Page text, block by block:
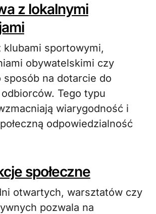
z lokalnymi
klubami sportowymi,
obywatelskimi czy
sposób na dotarcie do
Tego typu
wiarygodność i
odpowiedzialność
społeczne
otwartych, warsztatów czy
pozwala na